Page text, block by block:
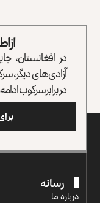
از
در افغانستان،
آزادی‌های دیگر،
در برابر سرکوب
رسانه
درباره ما